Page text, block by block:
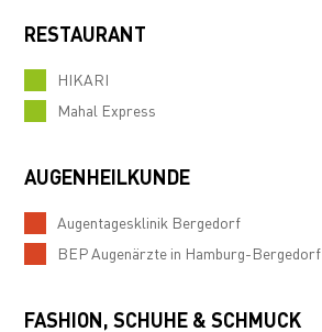
RESTAURANT
HIKARI
Mahal Express
AUGENHEILKUNDE
Augentagesklinik Bergedorf
BEP Augenärzte in Hamburg-Bergedorf
FASHION, SCHUHE & SCHMUCK